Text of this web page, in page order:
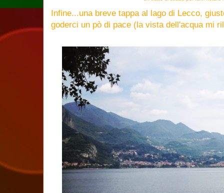
Infine...una breve tappa al lago di Lecco,
goderci un pò di pace (la vista dell'acqua mi